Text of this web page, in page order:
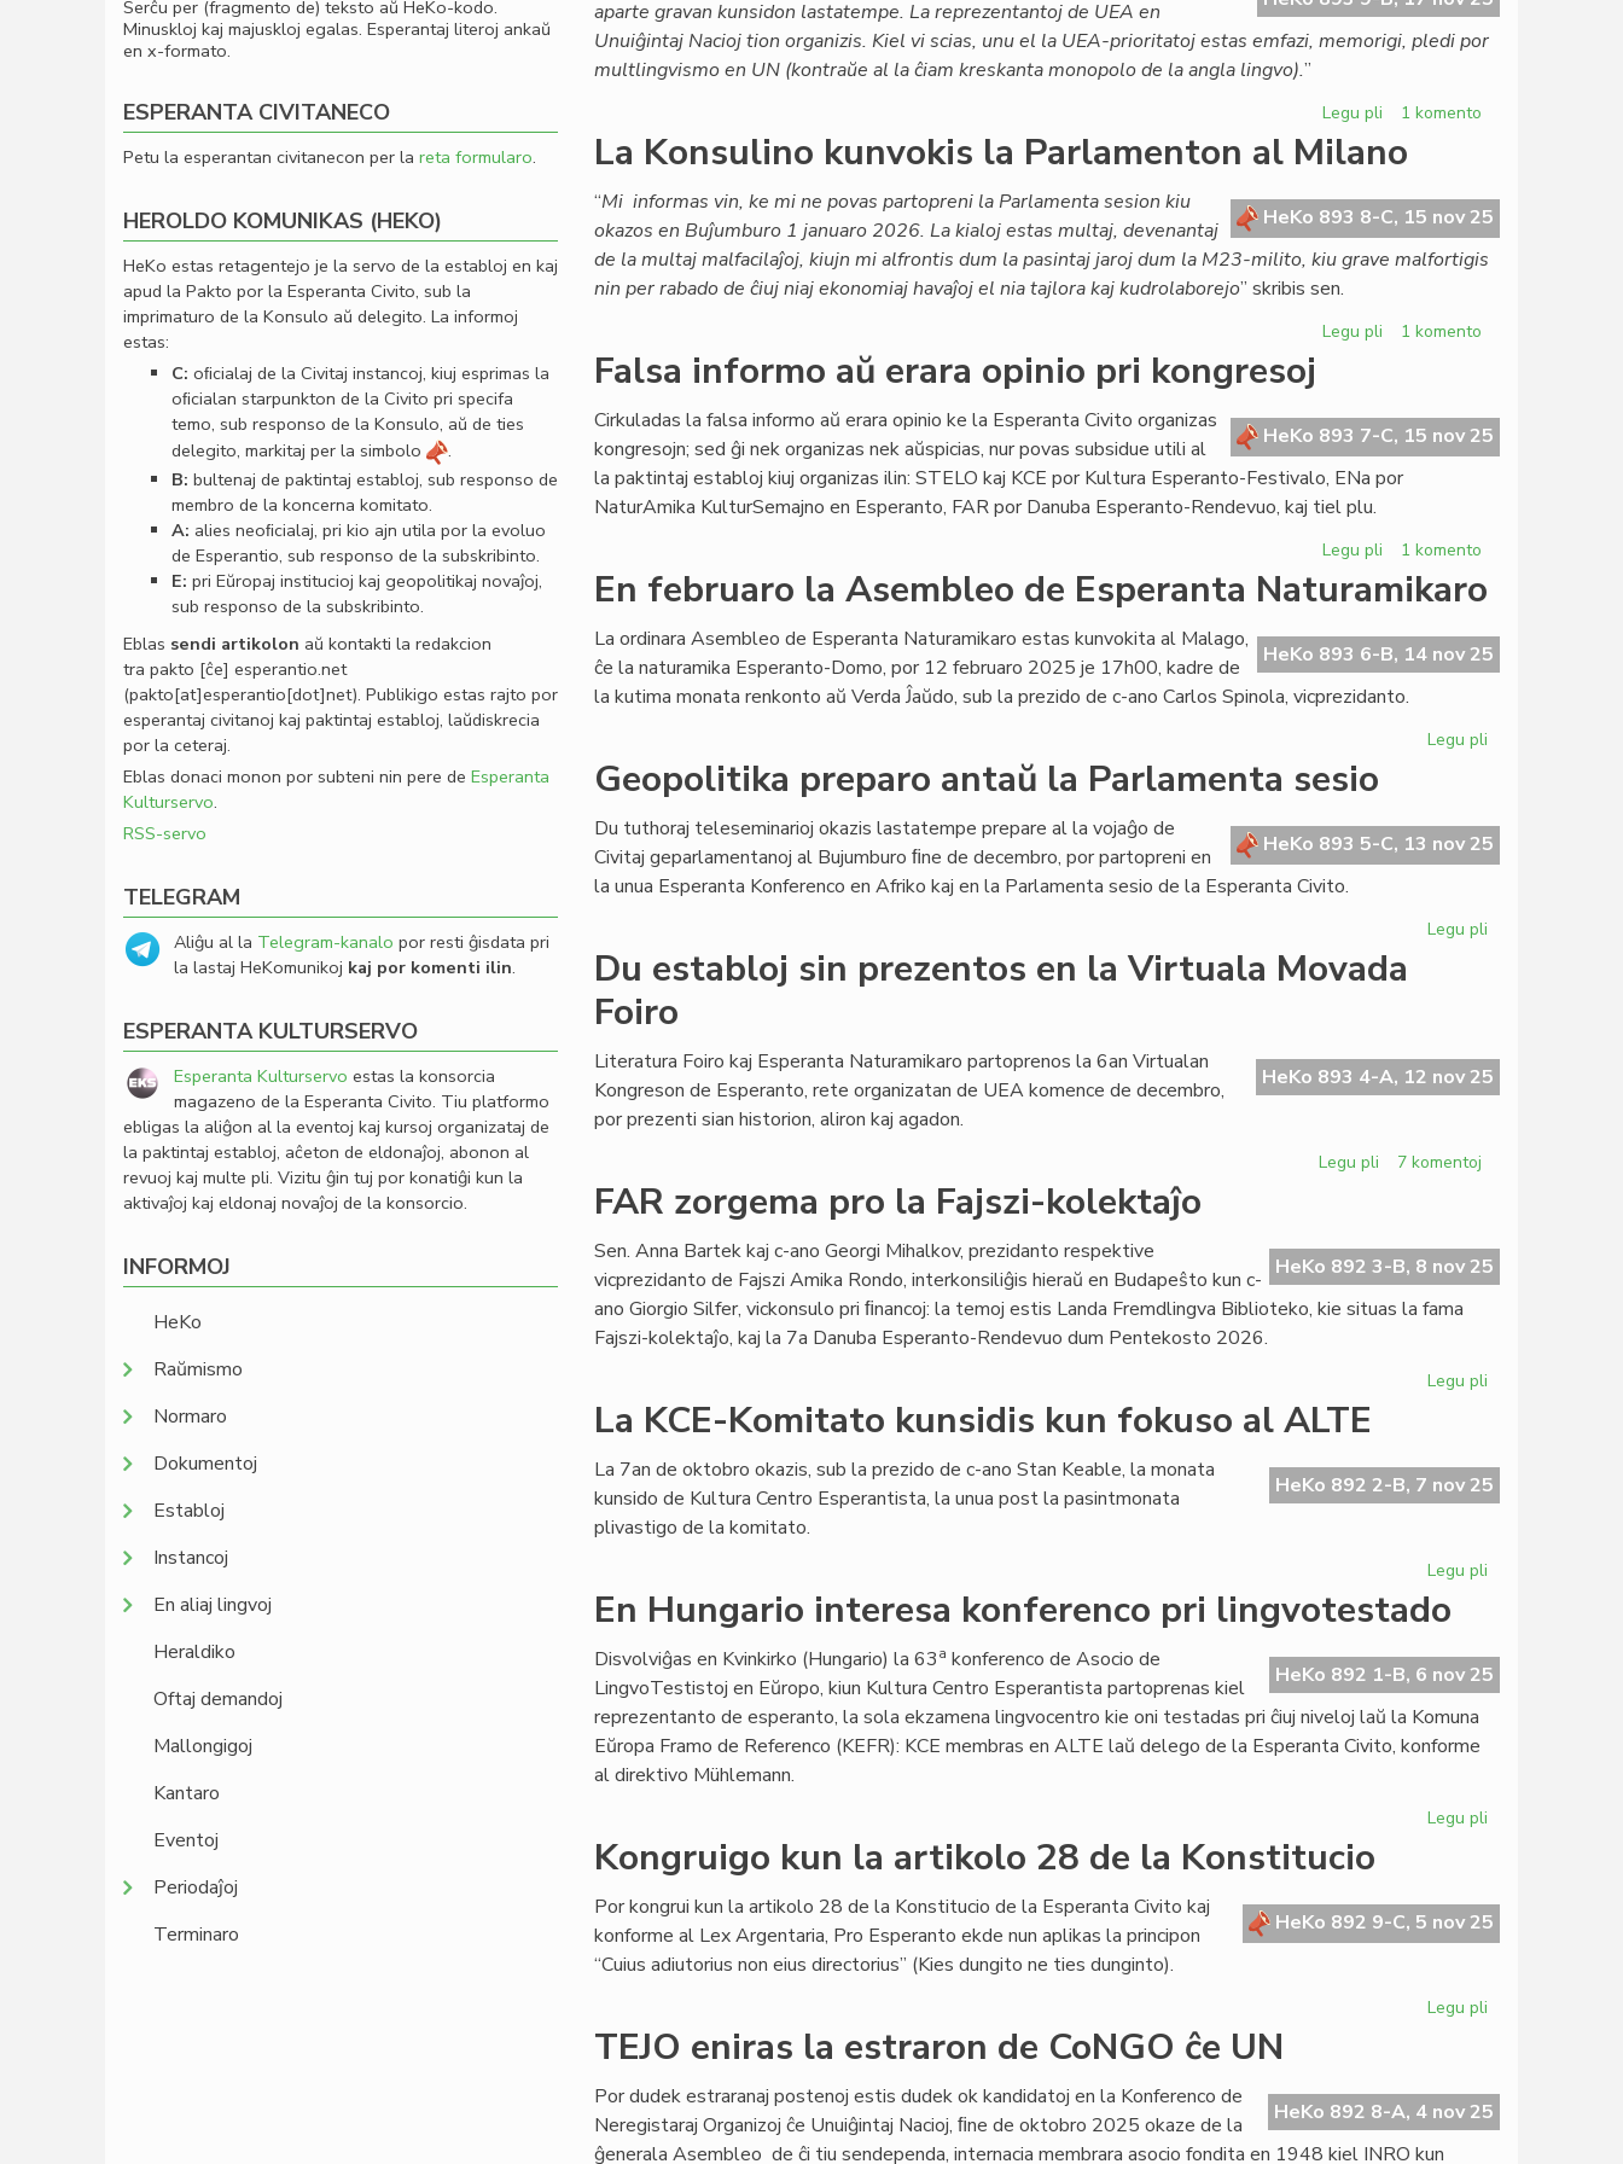
aparte gravan kunsidon lastatempe. La reprezentantoj de UEA en
Unuiĝintaj Nacioj tion organizis. Kiel vi scias, unu el la UEA-prioritatoj estas emfazi, memorigi, pledi por
multlingvismo en UN (kontraŭe al la ĉiam kreskanta monopolo de la angla lingvo).”
Legu pli
nova
por
la
monda
1 komento
La Konsulino kunvokis la Parlamenton al Milano
HeKo 893 8-C, 15 nov 25
“Mi informas vin, ke mi ne povas partopreni la Parlamenta sesion kiu
okazos en Buĵumburo 1 januaro 2026. La kialoj estas multaj, devenantaj
de la multaj malfacilaĵoj, kiujn mi alfrontis dum la pasintaj jaroj dum la M23-milito, kiu grave malfortigis
nin per rabado de ĉiuj niaj ekonomiaj havaĵoj el nia tajlora kaj kudrolaborejo” skribis sen.
Legu pli
la
Parlamenton
al
1 komento
Falsa informo aŭ erara opinio pri kongresoj
HeKo 893 7-C, 15 nov 25
Cirkuladas la falsa informo aŭ erara opinio ke la Esperanta Civito organizas
kongresojn; sed ĝi nek organizas nek aŭspicias, nur povas subsidue utili al
la paktintaj establoj kiuj organizas ilin: STELO kaj KCE por Kultura Esperanto-Festivalo, ENa por
NaturAmika KulturSemajno en Esperanto, FAR por Danuba Esperanto-Rendevuo, kaj tiel plu.
Legu pli
Falsa
informo
erara
opinio
pri
kongresoj
1 komento
En februaro la Asembleo de Esperanta Naturamikaro
HeKo 893 6-B, 14 nov 25
La ordinara Asembleo de Esperanta Naturamikaro estas kunvokita al Malago,
ĉe la naturamika Esperanto-Domo, por 12 februaro 2025 je 17h00, kadre de
la kutima monata renkonto aŭ Verda Ĵaŭdo, sub la prezido de c-ano Carlos Spinola, vicprezidanto.
Legu pli
Asembleo
de
Geopolitika preparo antaŭ la Parlamenta sesio
HeKo 893 5-C, 13 nov 25
Du tuthoraj teleseminarioj okazis lastatempe prepare al la vojaĝo de
Civitaj geparlamentanoj al Bujumburo ﬁne de decembro, por partopreni en
la unua Esperanta Konferenco en Afriko kaj en la Parlamenta sesio de la Esperanta Civito.
Legu pli
Parlamenta
sesio
Du establoj sin prezentos en la Virtuala Movada
Foiro
HeKo 893 4-A, 12 nov 25
Literatura Foiro kaj Esperanta Naturamikaro partoprenos la 6an Virtualan
Kongreson de Esperanto, rete organizatan de UEA komence de decembro,
por prezenti sian historion, aliron kaj agadon.
Legu pli
prezentos
en
la
7 komentoj
FAR zorgema pro la Fajszi-kolektaĵo
HeKo 892 3-B, 8 nov 25
Sen. Anna Bartek kaj c-ano Georgi Mihalkov, prezidanto respektive
vicprezidanto de Fajszi Amika Rondo, interkonsiliĝis hieraŭ en Budapeŝto kun c-
ano Giorgio Silfer, vickonsulo pri ﬁnancoj: la temoj estis Landa Fremdlingva Biblioteko, kie situas la fama
Fajszi-kolektaĵo, kaj la 7a Danuba Esperanto-Rendevuo dum Pentekosto 2026.
Legu pli
la
Fajszi-
La KCE-Komitato kunsidis kun fokuso al ALTE
HeKo 892 2-B, 7 nov 25
La 7an de oktobro okazis, sub la prezido de c-ano Stan Keable, la monata
kunsido de Kultura Centro Esperantista, la unua post la pasintmonata
plivastigo de la komitato.
Legu pli
kunsidis
kun
En Hungario interesa konferenco pri lingvotestado
HeKo 892 1-B, 6 nov 25
Disvolviĝas en Kvinkirko (Hungario) la 63a konferenco de Asocio de
LingvoTestistoj en Eŭropo, kiun Kultura Centro Esperantista partoprenas kiel
reprezentanto de esperanto, la sola ekzamena lingvocentro kie oni testadas pri ĉiuj niveloj laŭ la Komuna
Eŭropa Framo de Referenco (KEFR): KCE membras en ALTE laŭ delego de la Esperanta Civito, konforme
al direktivo Mühlemann.
Legu pli
konferenco
pri
Kongruigo kun la artikolo 28 de la Konstitucio
HeKo 892 9-C, 5 nov 25
Por kongrui kun la artikolo 28 de la Konstitucio de la Esperanta Civito kaj
konforme al Lex Argentaria, Pro Esperanto ekde nun aplikas la principon
“Cuius adiutorius non eius directorius” (Kies dungito ne ties dunginto).
Legu pli
artikolo
28
TEJO eniras la estraron de CoNGO ĉe UN
HeKo 892 8-A, 4 nov 25
Por dudek estraranaj postenoj estis dudek ok kandidatoj en la Konferenco de
Neregistaraj Organizoj ĉe Unuiĝintaj Nacioj, ﬁne de oktobro 2025 okaze de la
ĝenerala Asembleo de ĉi tiu sendependa, internacia membrara asocio fondita en 1948 kiel INRO kun
Serĉu per (fragmento de) teksto aŭ HeKo-kodo.
Minuskloj kaj majuskloj egalas. Esperantaj literoj ankaŭ
en x-formato.
ESPERANTA CIVITANECO
Petu la esperantan civitanecon per la reta formularo.
HEROLDO KOMUNIKAS (HEKO)
HeKo estas retagentejo je la servo de la establoj en kaj
apud la Pakto por la Esperanta Civito, sub la
imprimaturo de la Konsulo aŭ delegito. La informoj
estas:
C: oﬁcialaj de la Civitaj instancoj, kiuj esprimas la
oﬁcialan starpunkton de la Civito pri specifa
temo, sub responso de la Konsulo, aŭ de ties
delegito, markitaj per la simbolo
.
B: bultenaj de paktintaj establoj, sub responso de
membro de la koncerna komitato.
A: alies neoﬁcialaj, pri kio ajn utila por la evoluo
de Esperantio, sub responso de la subskribinto.
E: pri Eŭropaj institucioj kaj geopolitikaj novaĵoj,
sub responso de la subskribinto.
Eblas sendi artikolon aŭ kontakti la redakcion
tra pakto [ĉe] esperantio.net
(pakto[at]esperantio[dot]net). Publikigo estas rajto por
esperantaj civitanoj kaj paktintaj establoj, laŭdiskrecia
por la ceteraj.
Eblas donaci monon por subteni nin pere de Esperanta
Kulturservo.
RSS-servo
TELEGRAM
Aliĝu al la Telegram-kanalo por resti ĝisdata pri
la lastaj HeKomunikoj kaj por komenti ilin.
ESPERANTA KULTURSERVO
Esperanta Kulturservo estas la konsorcia
magazeno de la Esperanta Civito. Tiu platformo
ebligas la aliĝon al la eventoj kaj kursoj organizataj de
la paktintaj establoj, aĉeton de eldonaĵoj, abonon al
revuoj kaj multe pli. Vizitu ĝin tuj por konatiĝi kun la
aktivaĵoj kaj eldonaj novaĵoj de la konsorcio.
INFORMOJ
HeKo
Raŭmismo
Normaro
Dokumentoj
Establoj
Instancoj
En aliaj lingvoj
Heraldiko
Oftaj demandoj
Mallongigoj
Kantaro
Eventoj
Periodaĵoj
Terminaro